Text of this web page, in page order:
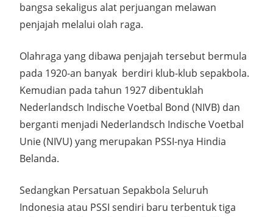
bangsa sekaligus alat perjuangan melawan
penjajah melalui olah raga.
Olahraga yang dibawa penjajah tersebut bermula
pada 1920-an banyak berdiri klub-klub sepakbola.
Kemudian pada tahun 1927 dibentuklah
Nederlandsch Indische Voetbal Bond (NIVB) dan
berganti menjadi Nederlandsch Indische Voetbal
Unie (NIVU) yang merupakan PSSI-nya Hindia
Belanda.
Sedangkan Persatuan Sepakbola Seluruh
Indonesia atau PSSI sendiri baru terbentuk tiga